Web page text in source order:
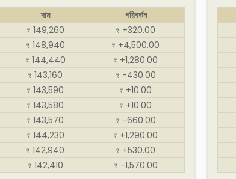
দাম
পরিবর্তন
₹ 149,260 ₹ +320.00
₹ 148,940 ₹ +4,500.00
₹ 144,440 ₹ +1,280.00
₹ 143,160 ₹ -430.00
₹ 143,590 ₹ +10.00
₹ 143,580 ₹ +10.00
₹ 143,570 ₹ -660.00
₹ 144,230 ₹ +1,290.00
₹ 142,940 ₹ +530.00
₹ 142,410 ₹ -1,570.00